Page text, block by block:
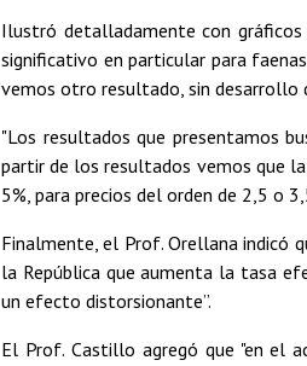
Ilustró detalladamente con
significativo en particular para
vemos otro resultado, sin desarrollo
"Los resultados que presentamos
partir de los resultados vemos que
5%, para precios del orden de 2,5 o
Finalmente, el Prof. Orellana indicó
la República que aumenta la tasa
un efecto distorsionante”.
El Prof. Castillo agregó que "en el